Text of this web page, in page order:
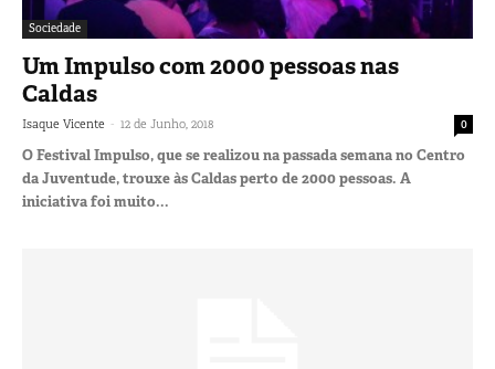
Sociedade
Um Impulso com 2000 pessoas nas
Caldas
Isaque Vicente - 12 de Junho, 2018 0
O Festival Impulso, que se realizou na passada semana no Centro
da Juventude, trouxe às Caldas perto de 2000 pessoas. A
iniciativa foi muito...